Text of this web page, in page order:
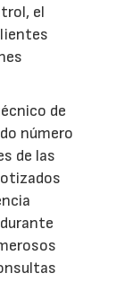
el
de
número
de las